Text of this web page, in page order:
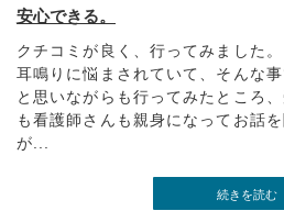
安心できる。
クチコミが良く、行ってみました。
耳鳴りに悩まされていて、そんな
と思いながらも行ってみたところ
も看護師さんも親身になってお話
が...
続きを読む